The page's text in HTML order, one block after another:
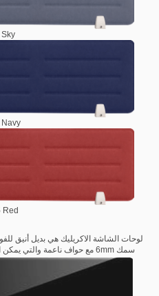
Red
لوحات الشاشة الاكريليك هي بديل أنيق
سمك 6mm مع حواف ناعمة والتي يمكن استخدامها في Frosted أو ملون أو شفاف.